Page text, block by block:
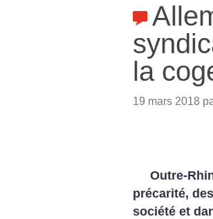
la
19 mars 2018
Outre-
précarité,
société et